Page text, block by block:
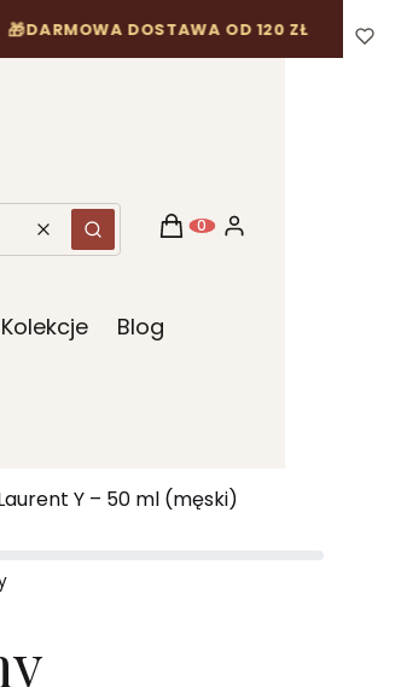
DOSTAWA OD 120 ZŁ
WyczyśćSzukaj Produkty w koszyku: 0.
Koszyk Zaloguj się
Kolekcje Blog
Y – 50 ml (męski)